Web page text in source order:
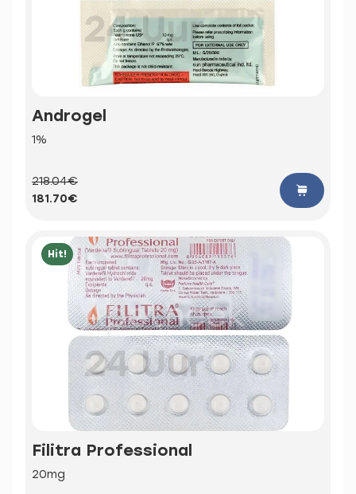
Androgel
1%
218.04€
181.70€
Hit!
Filitra Professional
20mg